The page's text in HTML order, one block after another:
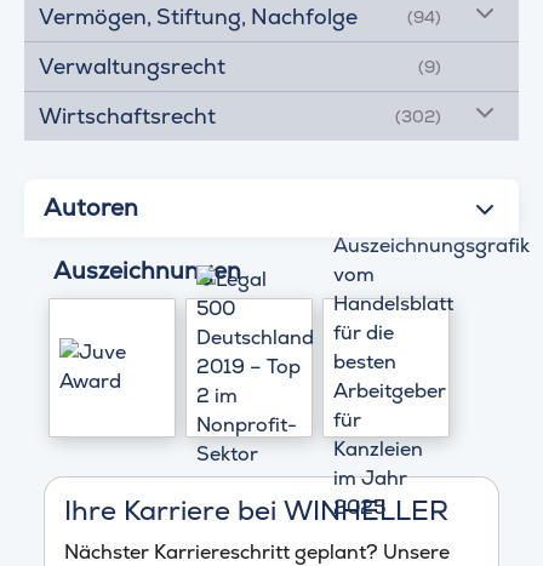
Vermögen, Stiftung, Nachfolge (94)
Verwaltungsrecht (9)
Wirtschaftsrecht (302)
Autoren
Auszeichnungen
Ihre Karriere bei WINHELLER
Nächster Karriereschritt geplant? Unsere